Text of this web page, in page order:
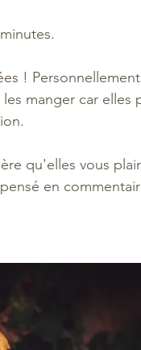
!
manger car elles
qu'elles vous
en